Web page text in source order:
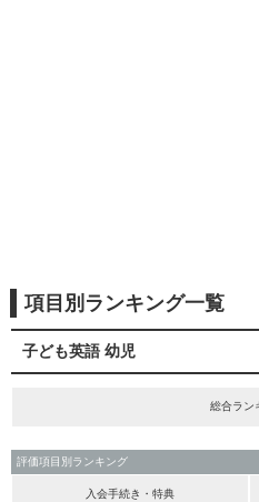
項目別ランキング一覧
子ども英語 幼児
総合ラン
評価項目別ランキング
入会手続き・特典